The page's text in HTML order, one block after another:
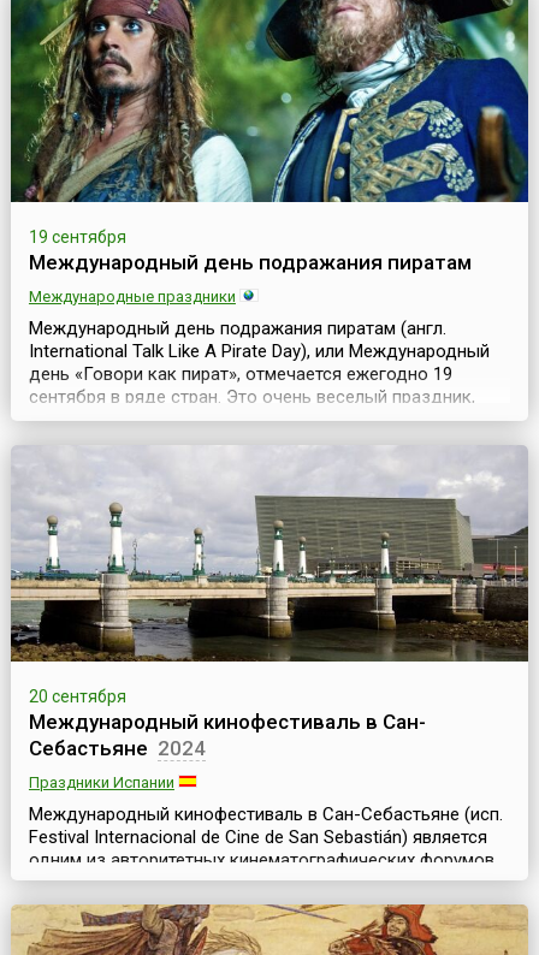
19 сентября
Международный день подражания пиратам
Международные праздники
Международный день подражания пиратам (англ.
International Talk Like A Pirate Day), или Международный
день «Говори как пират», отмечается ежегодно 19
сентября в ряде стран. Это очень веселый праздник,
когда люди подражают разговору пиратов, а некоторые
любители при этом даже наряжаются в пиратские
данного праздника принадлежит американцам Джону
Б...
20 сентября
Международный кинофестиваль в Сан-
Себастьяне 2024
Праздники Испании
Международный кинофестиваль в Сан-Себастьяне (исп.
Festival Internacional de Cine de San Sebastián) является
одним из авторитетных кинематографических форумов
мира и одним из крупнейших культурных событий
Испании. Он считается самым престижным в
испаноязычном мире конкурсом и четвёртым по